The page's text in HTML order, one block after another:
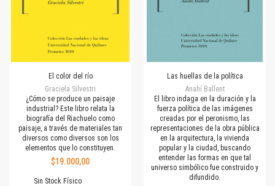
El color del río
Graciela Silvestri
¿Cómo se produce un paisaje
industrial? Este libro relata la
biografía del Riachuelo como
paisaje, a través de materiales tan
diversos como diversos son los
elementos que lo constituyen.
$19.000,00
Sin Stock Físico
Las huellas de la política
Anahí Ballent
El libro indaga en la duración y la
fuerza política de las imágenes
creadas por el peronismo, las
representaciones de la obra pública
en la arquitectura, la vivienda
popular y la ciudad, buscando
entender las formas en que tal
universo simbólico fue construido y
difundido.